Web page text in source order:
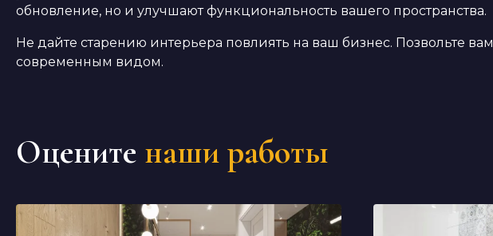
обновление, но и улучшают функциональность вашего пространства.
Не дайте старению интерьера повлиять на ваш бизнес. Позвольте вам
современным видом.
Оцените наши работы